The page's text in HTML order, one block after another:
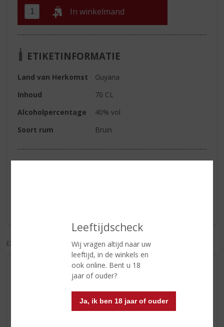
Leeftijdscheck
Wij vragen altijd naar uw
leeftijd, in de winkels en
ook online. Bent u 18
jaar of ouder?
Ja, ik ben 18 jaar of ouder
In winkelmand
ETIKETINFORMATIE
Land van Herkomst
Guyana
Inhoud
70 CL
Alcoholpercentage
40% vol
Soort rum
Bruin
EXCL. BTW INCL. BTW
AANBIEDINGEN
NIEUWE WHISKY